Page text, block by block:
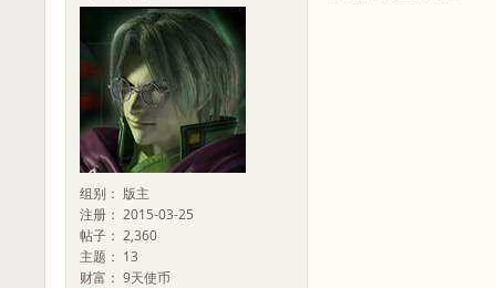
组别： 版主
注册： 2015-03-25
帖子： 2,360
主题： 13
财富： 9天使币